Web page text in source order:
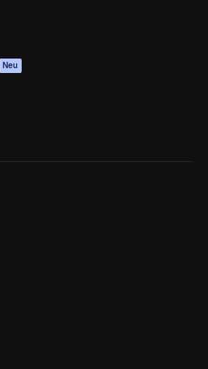
Neu